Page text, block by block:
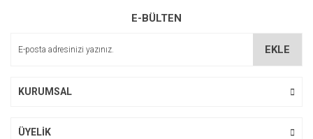
E-BÜLTEN
EKLE
KURUMSAL
ÜYELİK